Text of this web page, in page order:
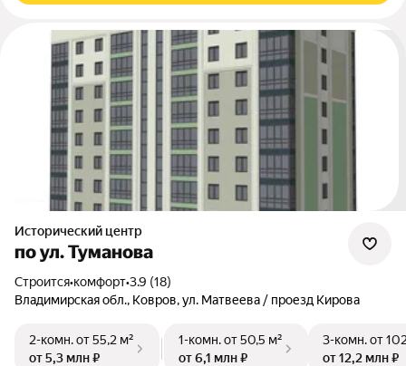
Исторический центр
по ул. Туманова
Строится•комфорт•3.9 (18)
Владимирская обл., Ковров, ул. Матвеева / проезд Кирова
2-комн.от 55,2 м²
от 5,3 млн ₽
1-комн.от 50,5 м²
от 6,1 млн ₽
3-комн.от
от 12,2 млн ₽